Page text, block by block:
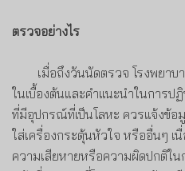
ตรวจอย่างไร
เมื่อถึงวันนัดตรวจ โรงพยาบา
ในเบื้องต้นและคำแนะนำในการป
ที่มีอุปกรณ์ที่เป็นโลหะ ควรแจ้งข้อ
ใส่เครื่องกระตุ้นหัวใจ หรืออื่นๆ เ
ความเสียหายหรือความผิดปกติใน